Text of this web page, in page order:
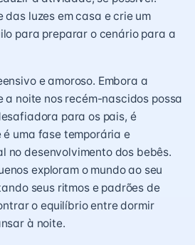
das luzes em casa e crie um
para preparar o cenário para a
e amoroso. Embora a
a noite nos recém-nascidos possa
para os pais, é
uma fase temporária e
no desenvolvimento dos bebês.
exploram o mundo ao seu
seus ritmos e padrões de
o equilíbrio entre dormir
à noite.